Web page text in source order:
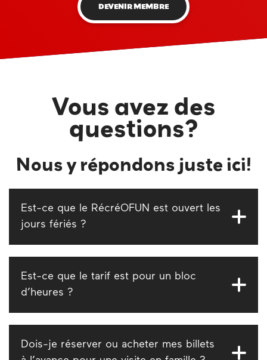
DEVENIR MEMBRE
Vous avez des
questions?
Nous y répondons juste ici!
Est-ce que le RécréOFUN est ouvert les
jours fériés ?
Est-ce que le tarif est pour un bloc
d’heures ?
Dois-je réserver ou acheter mes billets